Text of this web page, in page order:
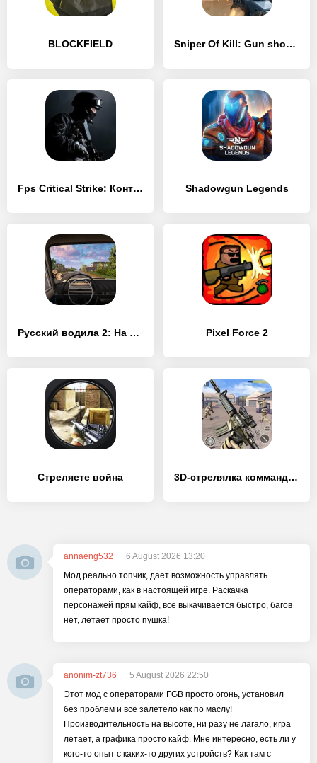
BLOCKFIELD Sniper Of Kill: Gun shooting
Fps Critical Strike: Контртеррористическая игра Shadowgun Legends
Русский водила 2: На Байкал Pixel Force 2
Стреляете война 3D-стрелялка коммандос
annaeng532
6 August 2026 13:20
Мод реально топчик, дает возможность управлять
операторами, как в настоящей игре. Раскачка
персонажей прям кайф, все выкачивается быстро, багов
нет, летает просто пушка!
anonim-zt736
5 August 2026 22:50
Этот мод с операторами FGB просто огонь, установил
без проблем и всё залетело как по маслу!
Производительность на высоте, ни разу не лагало, игра
летает, а графика просто кайф. Мне интересно, есть ли у
кого-то опыт с каких-то других устройств? Как там с